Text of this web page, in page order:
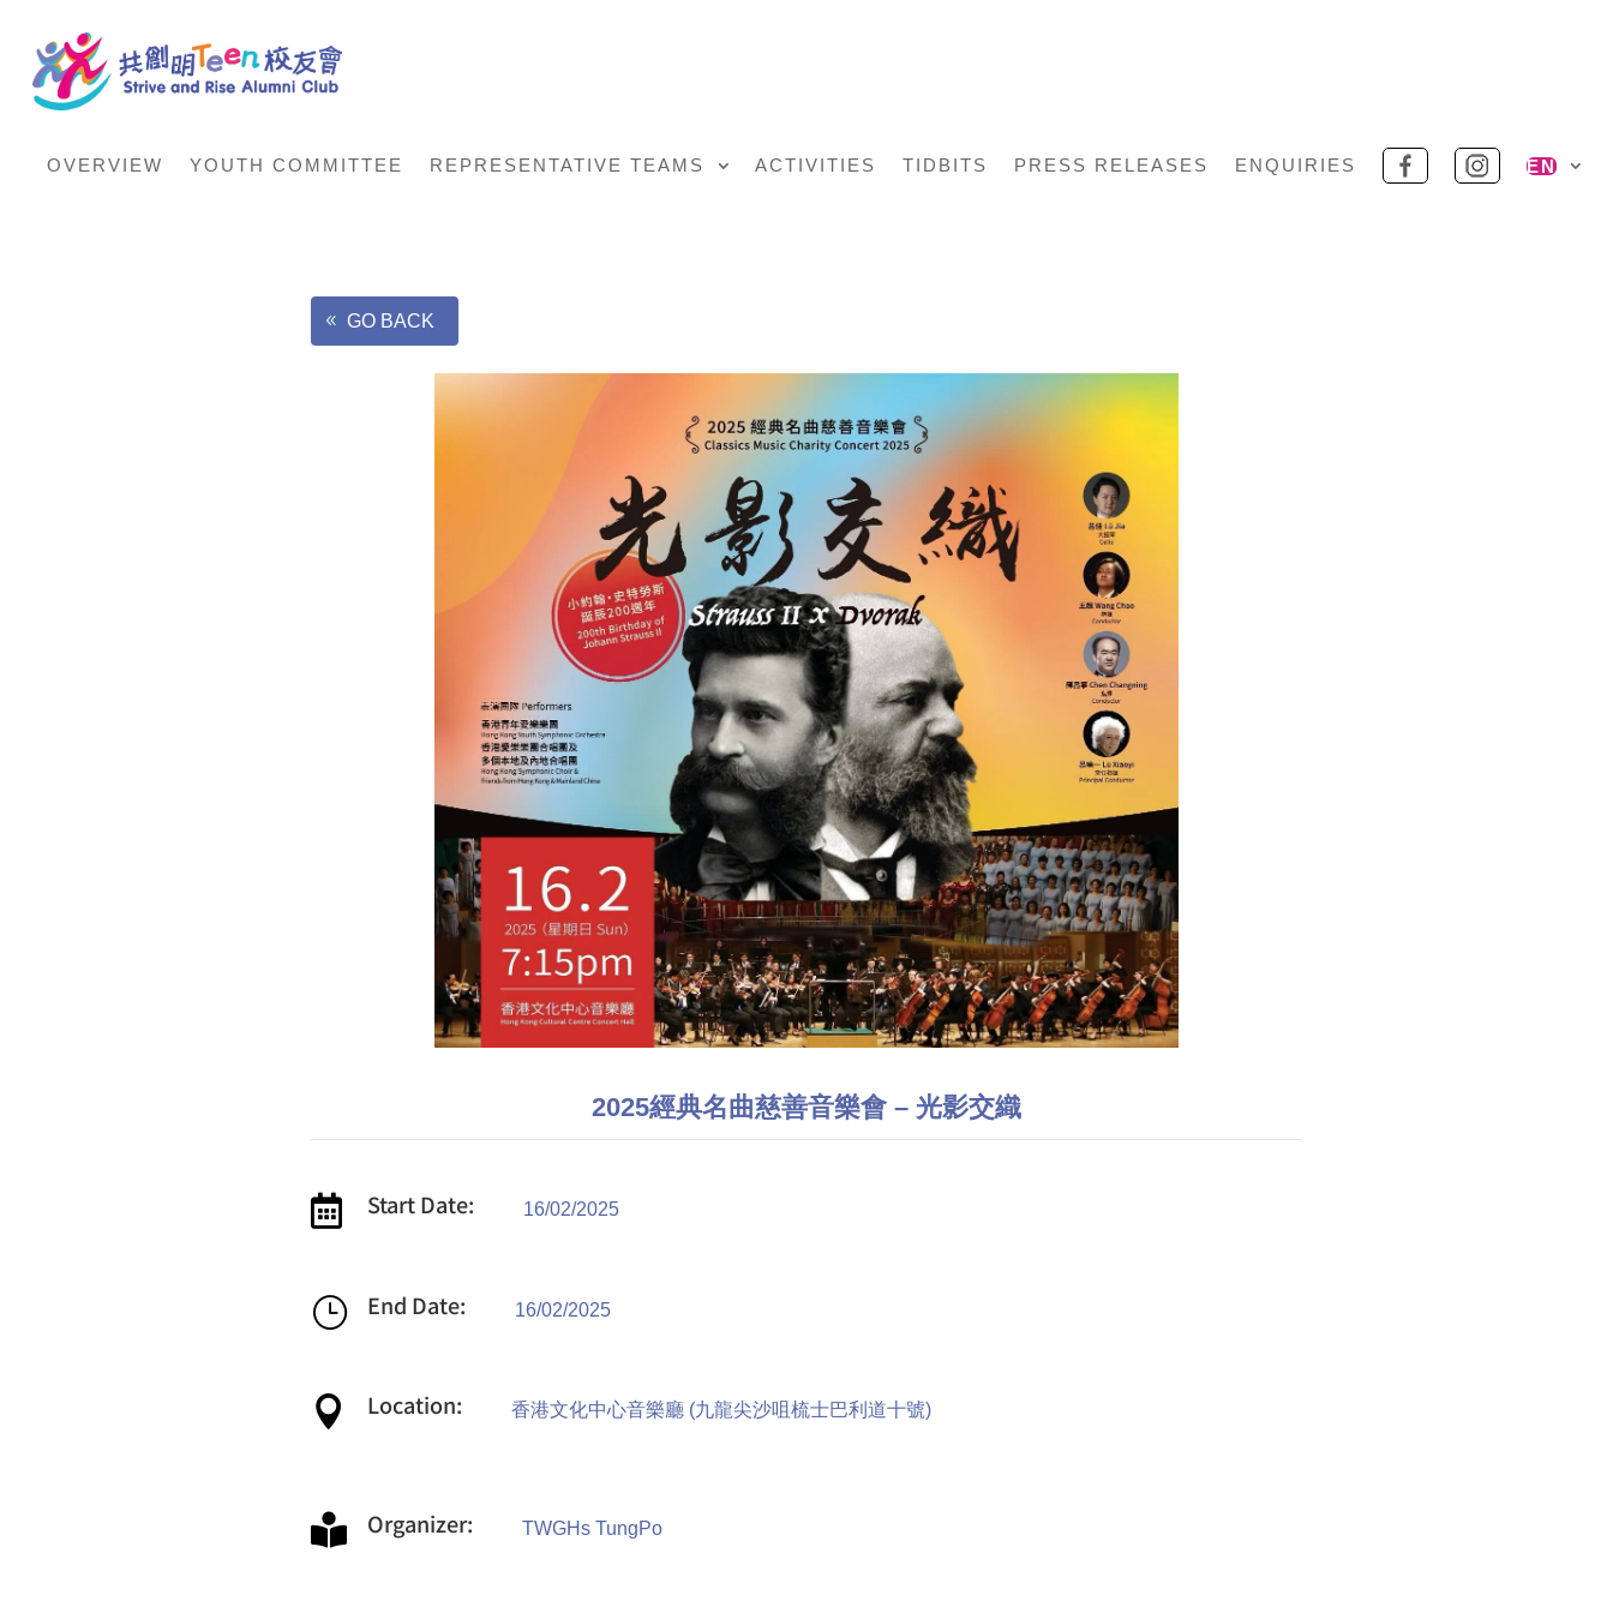
OVERVIEW YOUTH COMMITTEE REPRESENTATIVE TEAMS ACTIVITIES TIDBITS PRESS RELEASES ENQUIRIES EN
GO BACK
2025經典名曲慈善音樂會 – 光影交織
 Start Date: 16/02/2025
} End Date: 16/02/2025
 Location: 香港文化中心音樂廳 (九龍尖沙咀梳士巴利道十號)
 Organizer: TWGHs TungPo